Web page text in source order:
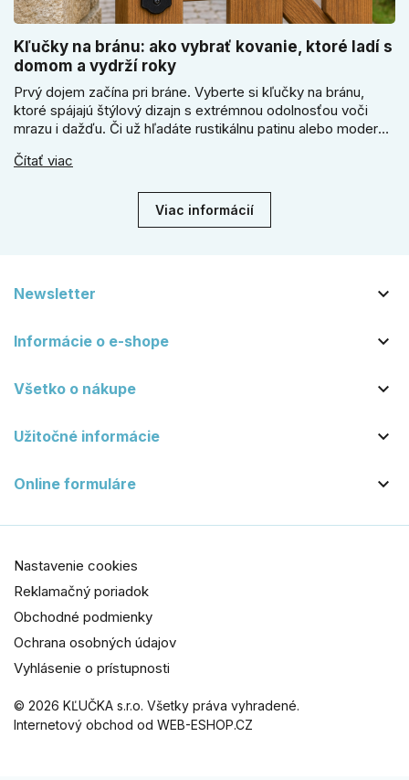
Kľučky na bránu: ako vybrať kovanie, ktoré ladí s
domom a vydrží roky
Prvý dojem začína pri bráne. Vyberte si kľučky na bránu,
ktoré spájajú štýlový dizajn s extrémnou odolnosťou voči
mrazu i dažďu. Či už hľadáte rustikálnu patinu alebo moderné
vydrží roky. Zabezpečte svoj vstup kvalitou, ktorá prežije
Čítať viac
Viac informácií
Newsletter 
Informácie o e-shope 
Všetko o nákupe 
Užitočné informácie 
Online formuláre 
© 2026 KĽUČKA s.r.o. Všetky práva vyhradené.
Internetový obchod od WEB-ESHOP.CZ
Nastavenie cookies
Reklamačný poriadok
Obchodné podmienky
Ochrana osobných údajov
Vyhlásenie o prístupnosti